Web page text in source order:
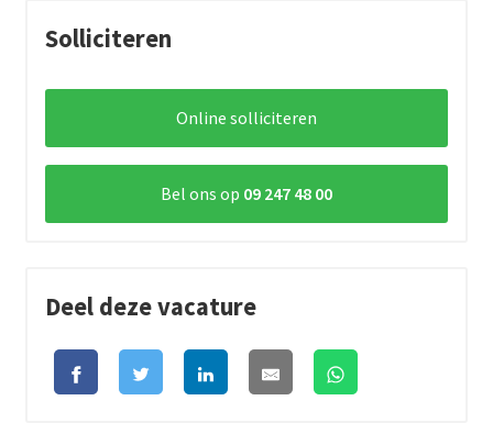
Solliciteren
Online solliciteren
Bel ons op 09 247 48 00
Deel deze vacature